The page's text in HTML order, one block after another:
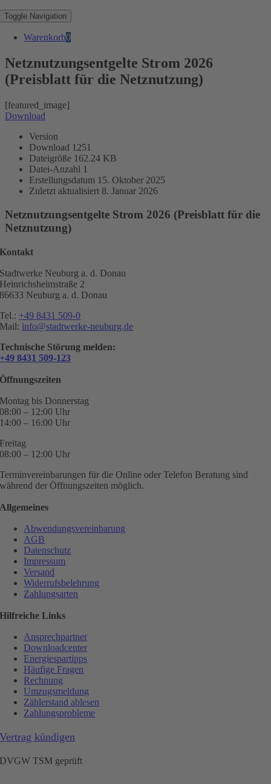
Toggle Navigation
Warenkorb0
Netznutzungsentgelte Strom 2026
(Preisblatt für die Netznutzung)
[featured_image]
Download
Version
Download 1251
Dateigröße 162.24 KB
Datei-Anzahl 1
Erstellungsdatum 15. Oktober 2025
Zuletzt aktualisiert 8. Januar 2026
Netznutzungsentgelte Strom 2026 (Preisblatt für die
Netznutzung)
Kontakt
Stadtwerke Neuburg a. d. Donau
Heinrichsheimstraße 2
86633 Neuburg a. d. Donau
Tel.: +49 8431 509-0
Mail: info@stadtwerke-neuburg.de
Technische Störung melden:
+49 8431 509-123
Öffnungszeiten
Montag bis Donnerstag
08:00 – 12:00 Uhr
14:00 – 16:00 Uhr
Freitag
08:00 – 12:00 Uhr
Terminvereinbarungen für die Online oder Telefon Beratung sind
während der Öffnungszeiten möglich.
Allgemeines
Abwendungsvereinbarung
AGB
Datenschutz
Impressum
Versand
Widerrufsbelehrung
Zahlungsarten
Hilfreiche Links
Ansprechpartner
Downloadcenter
Energiespartipps
Häufige Fragen
Rechnung
Umzugsmeldung
Zählerstand ablesen
Zahlungsprobleme
Vertrag kündigen
DVGW TSM geprüft